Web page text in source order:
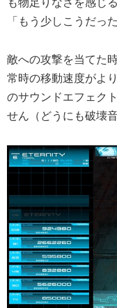
「もう少しこうだっ
敵への攻撃を当てた
常時の移動速度がよ
のサウンドエフェク
せん（どうにも破壊